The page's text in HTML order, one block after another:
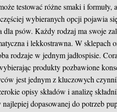
testować różne smaki i
wybieranych opcji pojawia
dla psów. Każdy rodzaj ma swoje
i lekkostrawna. W sklepach
rodzaje w jednym jadłospisie.
produkty pozbawione
jest jednym z kluczowych
opisy składów i analizę
dopasowanej do potrzeb